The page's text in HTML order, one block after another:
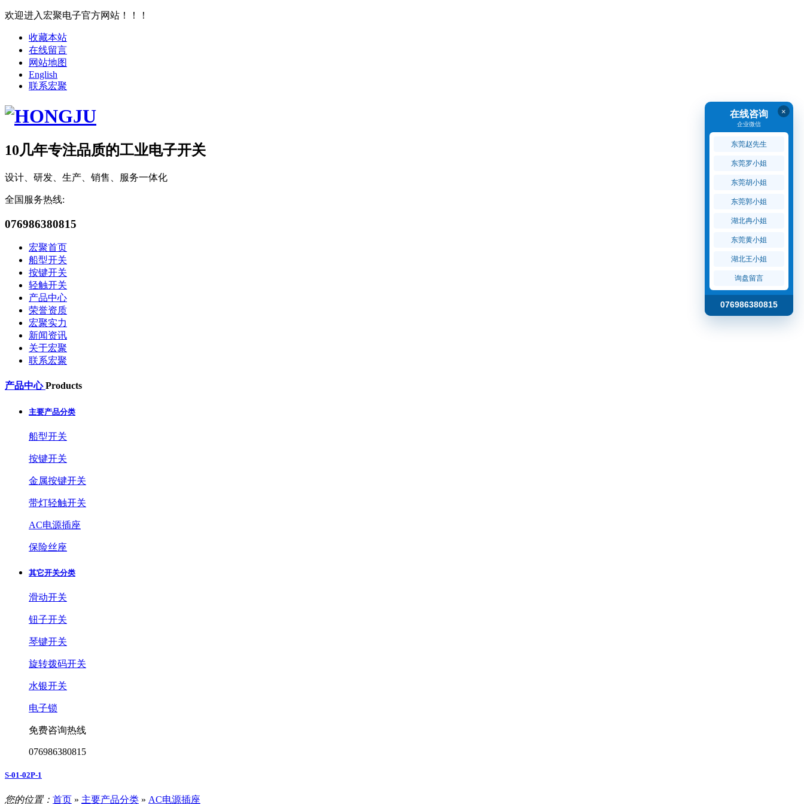
欢迎进入宏聚电子官方网站！！！
收藏本站
在线留言
网站地图
English
联系宏聚
10几年专注品质的工业电子开关
设计、研发、生产、销售、服务一体化
全国服务热线:
076986380815
宏聚首页
船型开关
按键开关
轻触开关
产品中心
荣誉资质
宏聚实力
新闻资讯
关于宏聚
联系宏聚
产品中心Products
主要产品分类
船型开关
按键开关
金属按键开关
带灯轻触开关
AC电源插座
保险丝座
其它开关分类
滑动开关
钮子开关
琴键开关
旋转拨码开关
水银开关
电子锁
免费咨询热线
076986380815
S-01-02P-1
您的位置： 首页 » 主要产品分类 » AC电源插座
×
在线咨询
企业微信
东莞赵先生
东莞罗小姐
东莞胡小姐
东莞郭小姐
湖北冉小姐
东莞黄小姐
湖北王小姐
询盘留言
076986380815